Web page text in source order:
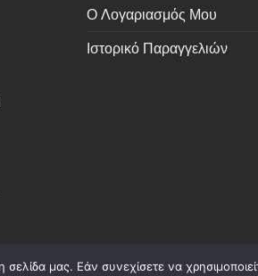
Ο Λογαριασμός Μου
Ιστορικό Παραγγελιών
PayPal Stripe MasterCard
Cash
μας. Εάν συνεχίσετε να